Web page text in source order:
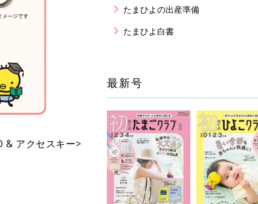
& アクセスキー>
たまひよの出産準備
たまひよ白書
最新号